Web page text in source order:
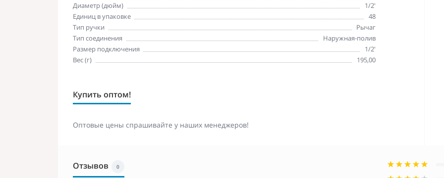
Диаметр (дюйм)
1/2'
Единиц в упаковке
48
Тип ручки
Рычаг
Тип соединения
Наружная-полив
Размер подключения
1/2'
Вес (г)
195,00
Купить оптом!
Оптовые цены спрашивайте у наших менеджеров!
Отзывов 0